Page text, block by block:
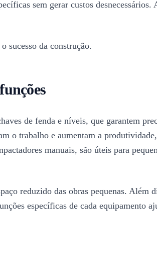
sem gerar custos
sucesso da construção.
de fenda e níveis, que garantem
o trabalho e aumentam a
manuais, são úteis para
reduzido das obras pequenas. Além
específicas de cada equipamento